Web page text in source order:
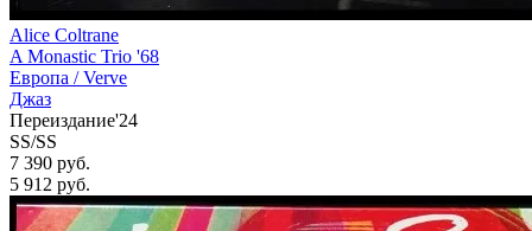
Alice Coltrane
A Monastic Trio '68
Европа /Verve
Джаз
Переиздание'24
SS/SS
7 390 руб.
5 912 руб.